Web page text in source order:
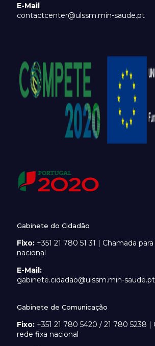
E-Mail
contactcenter@ulssm.min-saude.pt
Gabinete do Cidadão
Fixo: +351 21 780 51 31 | Chamada
nacional
E-Mail:
gabinete.cidadao@ulssm.min-saude.pt
Gabinete de Comunicação
Fixo: +351 21 780 5420 / 21 780 5238 |
rede fixa nacional